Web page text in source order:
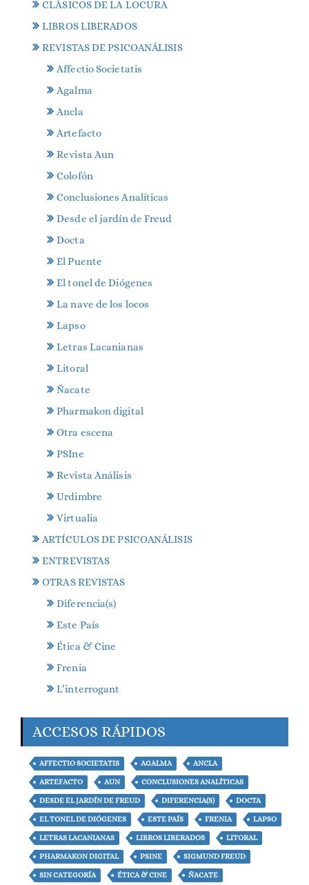
CLÁSICOS DE LA LOCURA
LIBROS LIBERADOS
REVISTAS DE PSICOANÁLISIS
Affectio Societatis
Agalma
Ancla
Artefacto
Revista Aun
Colofón
Conclusiones Analíticas
Desde el jardín de Freud
Docta
El Puente
El tonel de Diógenes
La nave de los locos
Lapso
Letras Lacanianas
Litoral
Ñacate
Pharmakon digital
Otra escena
PSIne
Revista Análisis
Urdimbre
Virtualia
ARTÍCULOS DE PSICOANÁLISIS
ENTREVISTAS
OTRAS REVISTAS
Diferencia(s)
Este País
Ética & Cine
Frenia
L’interrogant
ACCESOS RÁPIDOS
AFFECTIO SOCIETATIS AGALMA ANCLA
ARTEFACTO AUN CONCLUSIONES ANALÍTICAS
DESDE EL JARDÍN DE FREUD DIFERENCIA(S) DOCTA
EL TONEL DE DIÓGENES ESTE PAÍS FRENIA LAPSO
LETRAS LACANIANAS LIBROS LIBERADOS LITORAL
PHARMAKON DIGITAL PSINE SIGMUND FREUD
SIN CATEGORÍA ÉTICA & CINE ÑACATE